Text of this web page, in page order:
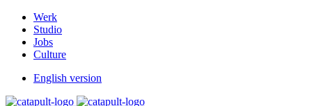
Werk
Studio
Jobs
Culture
English version